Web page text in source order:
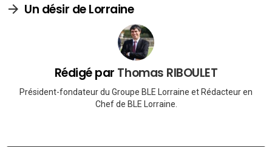
Un désir de Lorraine
Rédigé par Thomas RIBOULET
Président-fondateur du Groupe BLE Lorraine et Rédacteur en
Chef de BLE Lorraine.